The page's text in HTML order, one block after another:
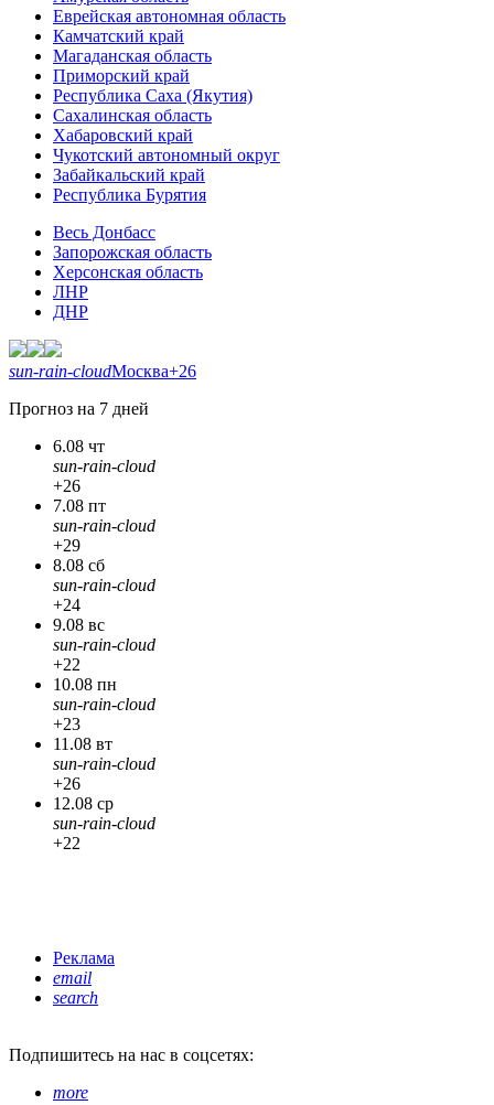
Еврейская автономная область
Камчатский край
Магаданская область
Приморский край
Республика Саха (Якутия)
Сахалинская область
Хабаровский край
Чукотский автономный округ
Забайкальский край
Республика Бурятия
Весь Донбасс
Запорожская область
Херсонская область
ЛНР
ДНР
sun-rain-cloudМосква+26
Прогноз на 7 дней
6.08 чт
sun-rain-cloud
+26
7.08 пт
sun-rain-cloud
+29
8.08 сб
sun-rain-cloud
+24
9.08 вс
sun-rain-cloud
+22
10.08 пн
sun-rain-cloud
+23
11.08 вт
sun-rain-cloud
+26
12.08 ср
sun-rain-cloud
+22
Реклама
email
search
Подпишитесь на нас в соцсетях:
more